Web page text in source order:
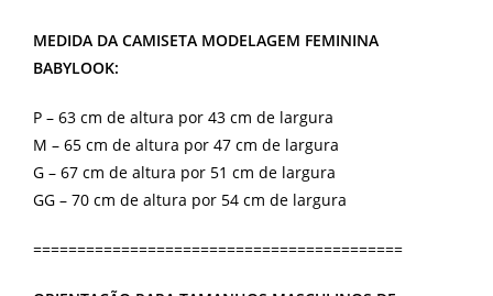
MEDIDA DA CAMISETA MODELAGEM FEMININA
BABYLOOK:
P – 63 cm de altura por 43 cm de largura
M – 65 cm de altura por 47 cm de largura
G – 67 cm de altura por 51 cm de largura
GG – 70 cm de altura por 54 cm de largura
==========================================